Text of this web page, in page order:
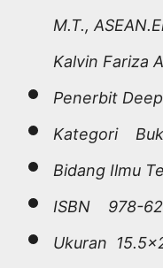
M.T.,
Kalvin Fariza
Penerbit
Kategori
Bidang Ilmu
ISBN 978-
Ukuran